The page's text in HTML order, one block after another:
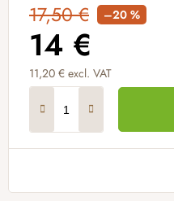
17,50 € –20 %
14 €
11,20 € excl. VAT